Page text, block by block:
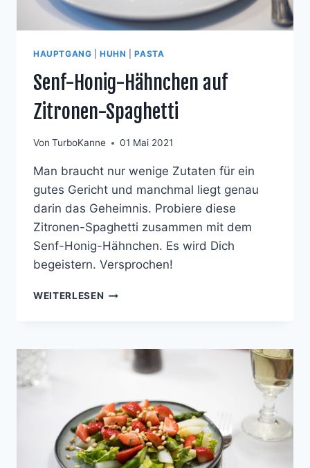
HAUPTGANG |HUHN |PASTA
Senf-Honig-Hähnchen auf
Zitronen-Spaghetti
Von TurboKanne 01 Mai 2021
Man braucht nur wenige Zutaten für ein
gutes Gericht und manchmal liegt genau
darin das Geheimnis. Probiere diese
Zitronen-Spaghetti zusammen mit dem
Senf-Honig-Hähnchen. Es wird Dich
begeistern. Versprochen!
WEITERLESEN SENF-
ZITRONEN-
SPAGHETTI